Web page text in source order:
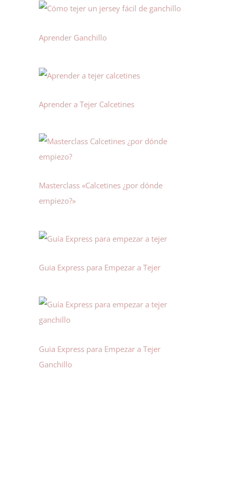
Aprender Ganchillo
Aprender a Tejer Calcetines
Masterclass «Calcetines ¿por dónde
empiezo?»
Guia Express para Empezar a Tejer
Guia Express para Empezar a Tejer
Ganchillo